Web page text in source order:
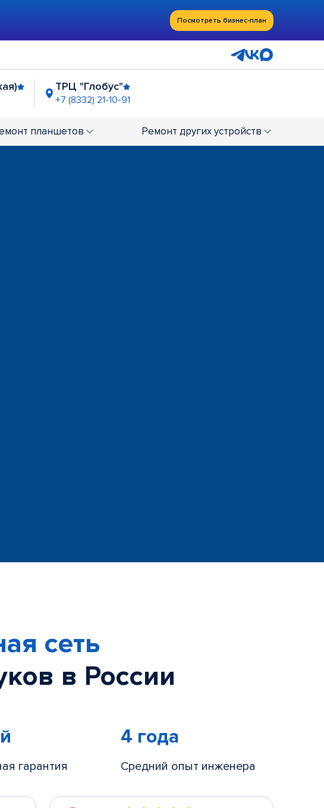
Посмотреть бизнес-план
ТРЦ "Глобус"
+7 (8332) 21-10-91
+7 (8332) 21-77-25
планшетов Ремонт других устройств
сеть
в России
гарантия
4 года
Средний опыт инженера